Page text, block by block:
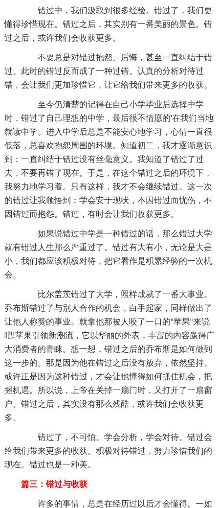
错过中，我们汲取到很多经验。错过了，我们更
懂得珍惜现在。错过之后，其实别有一番美丽的景色。错
过之后，或许我们会收获更多。
不要总是对错过抱怨、后悔，甚至一直纠结于错
过。此时的错过反而成了一种过错。认真的分析对待过
错，会让我们更加珍惜它，让它给我们带来更多的收获。
至今仍清楚的记得在自己小学毕业后选择中学
时，错过了自己理想的中学，最后很不情愿的'在我们当地
就读中学。进入中学后总是不能安心地学习，心情一直很
低落，总喜欢抱怨周围的环境。知道初二，我才逐渐意识
到：一直纠结于错过没有丝毫意义。我知道了错过了过
去，不要再错了现在。于是，在这个错过之后的环境下，
我努力地学习着。只有这样，我才不会继续错过。这一次
的错过让我领悟到：学会安于现状，不因错过而忧伤，不
因错过而抱怨。错过，有时会让我们收获更多。
如果说错过中学是一种错过的话，那么错过大学
就有错过人生那么严重过了。错过有大有小，无论是大是
小，我们都应该积极对待，把它看作是积累经验的一次机
会。
比尔盖茨错过了大学，照样成就了一番大事业。
乔布斯错过了与别人合作的机会，白手起家，同样做出了
让他人称赞的事业。就拿他那被人咬了一口的“苹果“来说
吧!苹果引领新潮流，它以华丽的外表，丰富的内容赢得广
大消费者的青睐。想一想，错过之后的乔布斯是如何做到
这一步的。那是因为他在错过之后没有放弃，依然坚持。
或许正是因为这种错过，才会让他懂得如何抓住机会，把
握机遇。所以说，上帝在关掉一扇门时，又打开了一扇窗
户。错过之后，其实没有那么残酷，或许我们会收获更
多。
错过了，不可怕。学会分析，学会对待。错过会
给我们带来更多的收获。积极对待错过，努力珍惜我们的
现在。错过也是一种美。
篇三：错过与收获
许多的事情，总是在经历过以后才会懂得。一如